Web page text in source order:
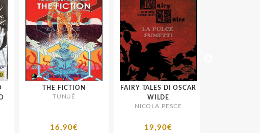
THE FICTION
TUNUÉ
16,90€
FAIRY TALES DI OSCAR
WILDE
NICOLA PESCE
19,90€